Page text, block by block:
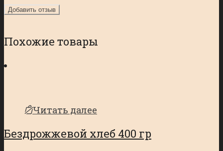
Похожие товары
Читать далее
Бездрожжевой хлеб 400 гр